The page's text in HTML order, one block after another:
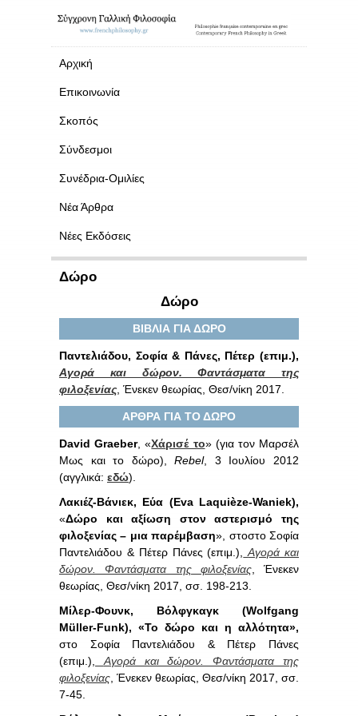
Αρχική
Επικοινωνία
Σκοπός
Σύνδεσμοι
Συνέδρια-Ομιλίες
Νέα Άρθρα
Νέες Εκδόσεις
Δώρο
Δώρο
ΒΙΒΛΙΑ ΓΙΑ ΔΩΡΟ
Παντελιάδου, Σοφία & Πάνες, Πέτερ (επιμ.),
Αγορά και δώρον. Φαντάσματα της
φιλοξενίας , Ένεκεν θεωρίας, Θεσ/νίκη 2017.
ΑΡΘΡΑ ΓΙΑ ΤΟ ΔΩΡΟ
DavidGraeber, «Χάρισέ το» (για τον Μαρσέλ
Μως και το δώρο),Rebel, 3 Ιουλίου 2012
(αγγλικά: εδώ).
Λακιέζ-Βάνιεκ, Εύα (Eva Laquièze-Waniek),
«Δώρο και αξίωση στον αστερισμό της
φιλοξενίας – μια παρέμβαση», στοστο Σοφία
Παντελιάδου & Πέτερ Πάνες (επιμ.),
Αγορά και
δώρον. Φαντάσματα της φιλοξενίας, Ένεκεν
θεωρίας, Θεσ/νίκη 2017, σσ. 198-213.
Μίλερ-Φουνκ, Βόλφγκαγκ (Wolfgang
Müller-Funk), «Το δώρο και η αλλότητα»,
στο Σοφία Παντελιάδου & Πέτερ Πάνες
(επιμ.),
Αγορά και δώρον. Φαντάσματα της
φιλοξενίας , Ένεκεν θεωρίας, Θεσ/νίκη 2017, σσ.
7-45.